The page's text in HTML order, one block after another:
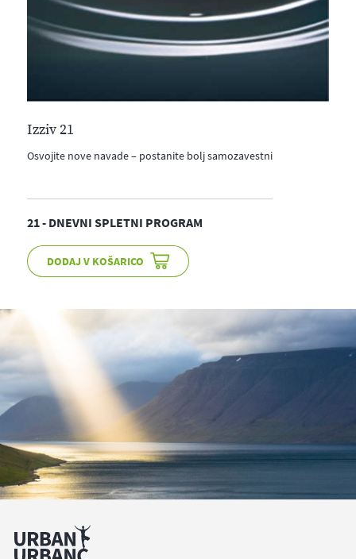
Izziv 21
Osvojite nove navade – postanite bolj samozavestni
21 - DNEVNI SPLETNI PROGRAM